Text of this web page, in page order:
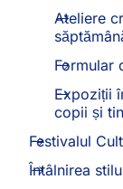
Ateliere
Formular
Expoziții
copii și
Festivalul
Întâlnirea